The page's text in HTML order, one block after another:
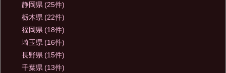
静岡県 (25件)
栃木県 (22件)
福岡県 (18件)
埼玉県 (16件)
長野県 (15件)
千葉県 (13件)